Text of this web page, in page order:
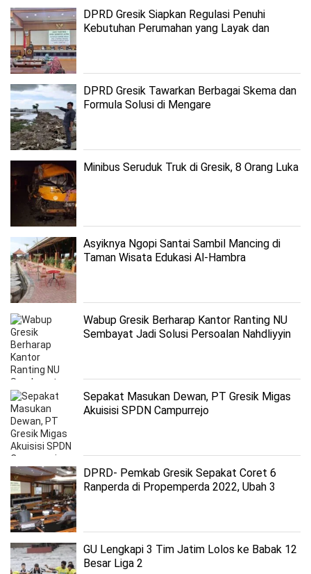
DPRD Gresik Siapkan Regulasi Penuhi
Kebutuhan Perumahan yang Layak dan
DPRD Gresik Tawarkan Berbagai Skema dan
Formula Solusi di Mengare
Minibus Seruduk Truk di Gresik, 8 Orang Luka
Asyiknya Ngopi Santai Sambil Mancing di
Taman Wisata Edukasi Al-Hambra
Wabup Gresik Berharap Kantor Ranting NU
Sembayat Jadi Solusi Persoalan Nahdliyyin
Sepakat Masukan Dewan, PT Gresik Migas
Akuisisi SPDN Campurrejo
DPRD- Pemkab Gresik Sepakat Coret 6
Ranperda di Propemperda 2022, Ubah 3
GU Lengkapi 3 Tim Jatim Lolos ke Babak 12
Besar Liga 2